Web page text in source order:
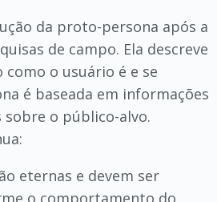
da proto-persona após a
de campo. Ela descreve
o usuário é e se
é baseada em informações
sobre o público-alvo.
eternas e devem ser
o comportamento do